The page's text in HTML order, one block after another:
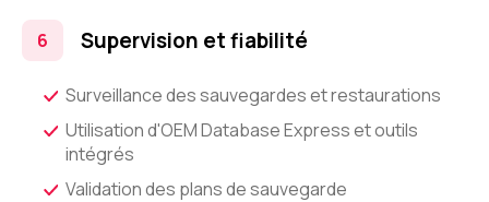
Supervision et fiabilité
Surveillance des sauvegardes et restaurations
Utilisation d'OEM Database Express et outils
intégrés
Validation des plans de sauvegarde